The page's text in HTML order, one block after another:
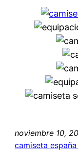
noviembre 10,
camiseta